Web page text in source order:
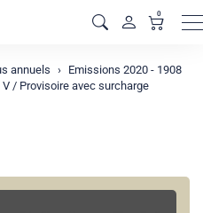
0
annuels
Emissions 2020 - 1908
V / Provisoire avec surcharge